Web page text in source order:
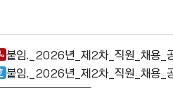
붙임._2026년_제2차_직원_채용
붙임._2026년_제2차_직원_채용_